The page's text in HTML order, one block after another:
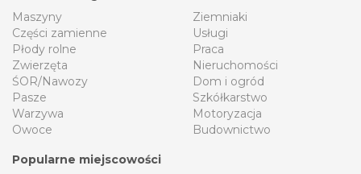
Maszyny
Części zamienne
Płody rolne
Zwierzęta
ŚOR/Nawozy
Pasze
Warzywa
Owoce
Ziemniaki
Usługi
Praca
Nieruchomości
Dom i ogród
Szkółkarstwo
Motoryzacja
Budownictwo
Popularne miejscowości